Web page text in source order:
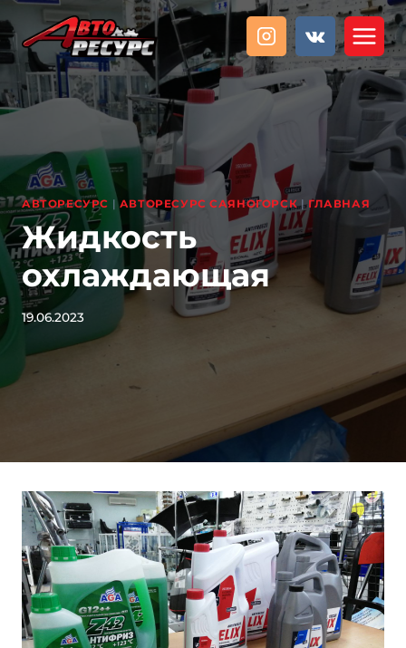
Перейти
содержанию
АВТОРЕСУРС |АВТОРЕСУРС САЯНОГОРСК|ГЛАВНАЯ
Жидкость
охлаждающая
19.06.2023